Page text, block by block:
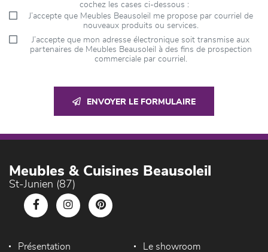
cochez les cases ci-dessous :
J’accepte que Meubles Beausoleil me propose par courriel de
nouveaux produits ou services.
J’accepte que mon adresse électronique soit transmise aux
partenaires de Meubles Beausoleil à des fins de prospection
commerciale par courriel.
ENVOYER LE FORMULAIRE
Meubles & Cuisines Beausoleil
St-Junien (87)
Présentation Le showroom